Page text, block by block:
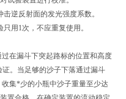
逆反射面的发光强度系数。
用1次，不应重复使用。
在漏斗下突起路标的位置和高度
证。当足够的沙子下落通过漏斗
集*少的小瓶中沙子重量至少达